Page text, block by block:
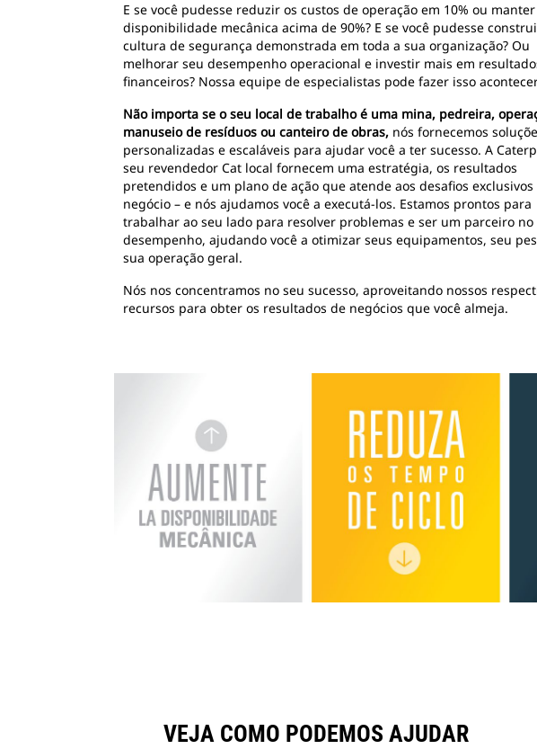
E se você pudesse reduzir os custos de operação em 10% ou manter
disponibilidade mecânica acima de 90%? E se você pudesse
cultura de segurança demonstrada em toda a sua organização? Ou
melhorar seu desempenho operacional e investir mais em
financeiros? Nossa equipe de especialistas pode fazer isso
Não importa se o seu local de trabalho é uma mina, pedreira,
manuseio de resíduos ou canteiro de obras, nós fornecemos
personalizadas e escaláveis para ajudar você a ter sucesso. A
seu revendedor Cat local fornecem uma estratégia, os resultados
pretendidos e um plano de ação que atende aos desafios exclusivos
negócio – e nós ajudamos você a executá-los. Estamos prontos para
trabalhar ao seu lado para resolver problemas e ser um parceiro no
desempenho, ajudando você a otimizar seus equipamentos, seu
sua operação geral.
Nós nos concentramos no seu sucesso, aproveitando nossos
recursos para obter os resultados de negócios que você almeja.
VEJA COMO PODEMOS AJUDAR